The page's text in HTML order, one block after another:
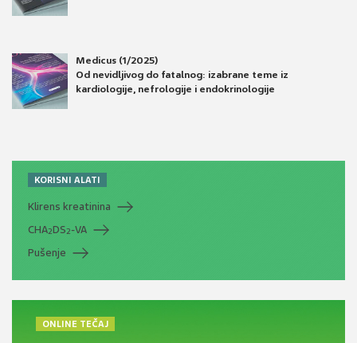
Medicus (1/2025)
Od nevidljivog do fatalnog: izabrane teme iz
kardiologije, nefrologije i endokrinologije
KORISNI ALATI
Klirens kreatinina
CHA2DS2-VA
Pušenje
ONLINE TEČAJ